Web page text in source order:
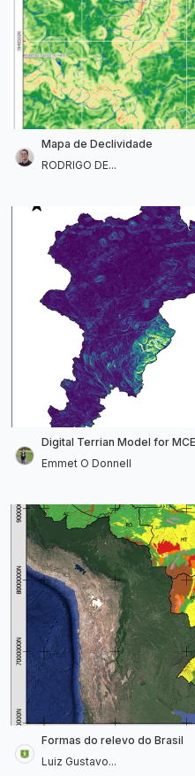
Mapa de Declividade
RODRIGO DE...
Digital Terrian Model for
Emmet O Donnell
Formas do relevo do Brasil
Luiz Gustavo...